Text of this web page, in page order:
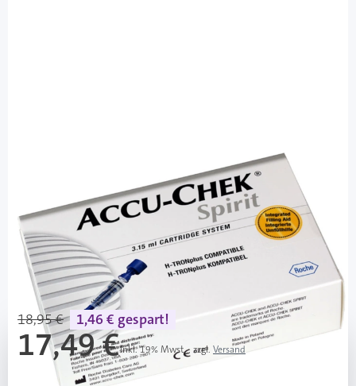
Accu-Chek 3,15 ml Ampullen System -
Insulin-Reservoir / 5 Stück
PZN: 02730263 / Diashop.de Kat.-Nr.110552
sofort verfügbar
Lieferzeit 1-3 Werktage
Mehr über das Produkt
18,95 € 1,46 € gespart!
17,49 €Inkl. 19% Mwst., zzgl. Versand
UVP: 18,95 €